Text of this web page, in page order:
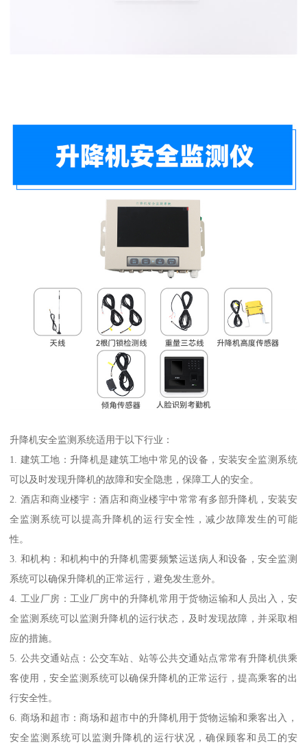
升降机安全监测系统适用于以下行业：
1. 建筑工地：升降机是建筑工地中常见的设备，安装安全监测系统
可以及时发现升降机的故障和安全隐患，保障工人的安全。
2. 酒店和商业楼宇：酒店和商业楼宇中常常有多部升降机，安装安
全监测系统可以提高升降机的运行安全性，减少故障发生的可能
性。
3. 和机构：和机构中的升降机需要频繁运送病人和设备，安全监测
系统可以确保升降机的正常运行，避免发生意外。
4. 工业厂房：工业厂房中的升降机常用于货物运输和人员出入，安
全监测系统可以监测升降机的运行状态，及时发现故障，并采取相
应的措施。
5. 公共交通站点：公交车站、站等公共交通站点常常有升降机供乘
客使用，安全监测系统可以确保升降机的正常运行，提高乘客的出
行安全性。
6. 商场和超市：商场和超市中的升降机用于货物运输和乘客出入，
安全监测系统可以监测升降机的运行状况，确保顾客和员工的安